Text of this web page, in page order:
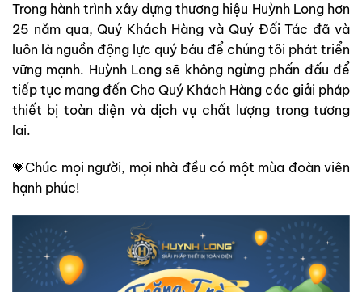
Trong hành trình xây dựng thương hiệu Huỳnh Long hơn
25 năm qua, Quý Khách Hàng và Quý Đối Tác đã và
luôn là nguồn động lực quý báu để chúng tôi phát triển
vững mạnh. Huỳnh Long sẽ không ngừng phấn đấu để
tiếp tục mang đến Cho Quý Khách Hàng các giải pháp
thiết bị toàn diện và dịch vụ chất lượng trong tương
lai.
💗Chúc mọi người, mọi nhà đều có một mùa đoàn viên
hạnh phúc!